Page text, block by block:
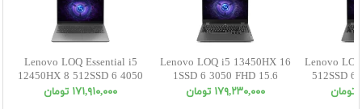
Lenovo LOQ Essential i5
12450HX 8 512SSD 6 4050
FHD 15.6
١٧١,٩١٠,٠٠٠ تومان
Lenovo LOQ i5 13450HX 16
1SSD 6 3050 FHD 15.6
١٧٩,٢٣٠,٠٠٠ تومان
Lenovo
512SSD 6